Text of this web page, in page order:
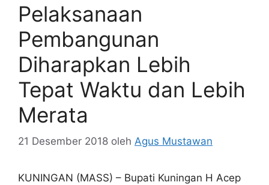
Pelaksanaan
Pembangunan
Diharapkan Lebih
Tepat Waktu dan Lebih
Merata
21 Desember 2018 oleh Agus Mustawan
KUNINGAN (MASS) – Bupati Kuningan H Acep